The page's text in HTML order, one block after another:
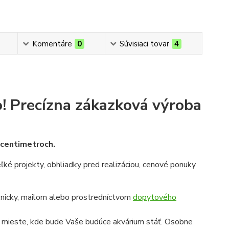
Komentáre 0 Súvisiaci tovar 4
Precízna zákazková výroba
projekty, obhliadky pred realizáciou, cenové ponuky
mailom alebo prostredníctvom dopytového
kde bude Vaše budúce akvárium stáť. Osobne